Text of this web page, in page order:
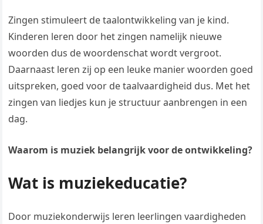
Zingen stimuleert de taalontwikkeling van je kind.
Kinderen leren door het zingen namelijk nieuwe
woorden dus de woordenschat wordt vergroot.
Daarnaast leren zij op een leuke manier woorden goed
uitspreken, goed voor de taalvaardigheid dus. Met het
zingen van liedjes kun je structuur aanbrengen in een
dag.
Waarom is muziek belangrijk voor de ontwikkeling?
Wat is muziekeducatie?
Door muziekonderwijs leren leerlingen vaardigheden